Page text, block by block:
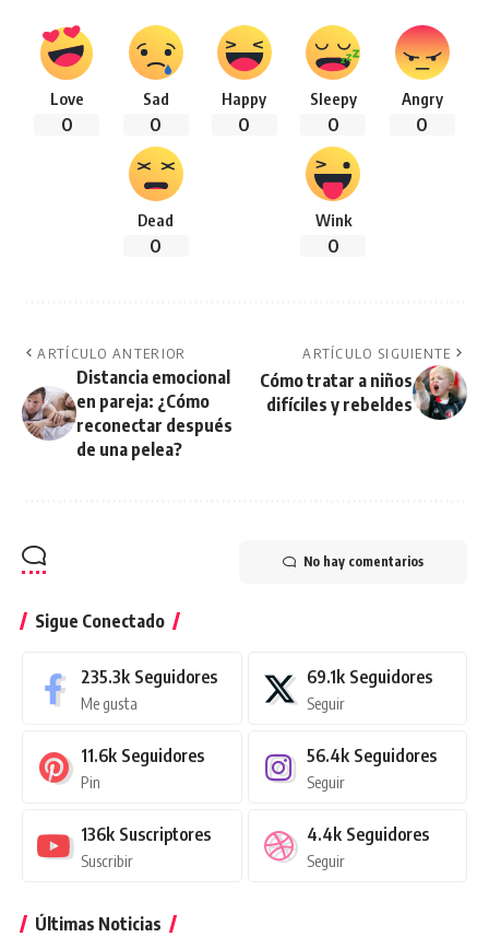
Love
0
Sad
0
Happy
0
Sleepy
0
Angry
0
Dead
0
Wink
0
ARTÍCULO ANTERIOR
Distancia emocional
en pareja: ¿Cómo
reconectar después
de una pelea?
ARTÍCULO SIGUIENTE
Cómo tratar a niños
difíciles y rebeldes
No hay comentarios
Sigue Conectado
235.3k Seguidores
Me gusta
69.1k Seguidores
Seguir
11.6k Seguidores
Pin
56.4k Seguidores
Seguir
136k Suscriptores
Suscribir
4.4k Seguidores
Seguir
Últimas Noticias